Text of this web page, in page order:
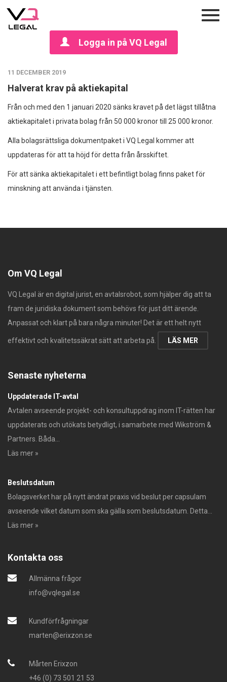
Logga in på VQ Legal
11 DECEMBER 2019
Halverat krav på aktiekapital
Från och med den 1 januari 2020 sänks kravet på det lägst tillåtna
aktiekapitalet i privata bolag från 50 000 kronor till 25 000 kronor.
Alla bolagsrättsliga dokumentpaket i VQ Legal kommer att
uppdateras för att ta höjd för detta från årsskiftet.
För att sänka aktiekapitalet i ett befintligt bolag finns paket för
minskning att använda i tjänsten.
Om VQ Legal
VQ Legal är en digital jurist, en avtalsrobot, som hjälper dig att ta
fram de juridiska dokument som behövs för just ditt ärende.
Anpassat och klart på bara några minuter! Det är ett helt nytt
effektivt och kvalitetssäkrat sätt att arbeta på. LÄS MER
Senaste nyheterna
Uppdaterade IT-avtal
Avtalen avseende projekt- och konsultuppdrag inom IT-rätten har
uppdaterats och utökats betydligt, i samarbete med Wikström &
Partners. Båda...
Läs mer »
Beslutsdatum
Bolagsverket har på nytt ändrat praxis vid beslut per capsulam
avseende vilket datum som ska gälla som beslutsdatum. Detta...
Läs mer »
Kontakta oss
Allmänna frågor
info@vqlegal.se
Kundförfrågningar
marten@erixzon.se
Mårten Erixzon
+46 (0) 73 501 21 53